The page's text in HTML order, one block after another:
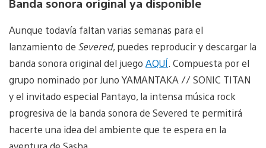
Banda sonora original ya disponible
Aunque todavía faltan varias semanas para el
lanzamiento de Severed, puedes reproducir y descargar la
banda sonora original del juego AQUÍ . Compuesta por el
grupo nominado por Juno YAMANTAKA // SONIC TITAN
y el invitado especial Pantayo, la intensa música rock
progresiva de la banda sonora de Severed te permitirá
hacerte una idea del ambiente que te espera en la